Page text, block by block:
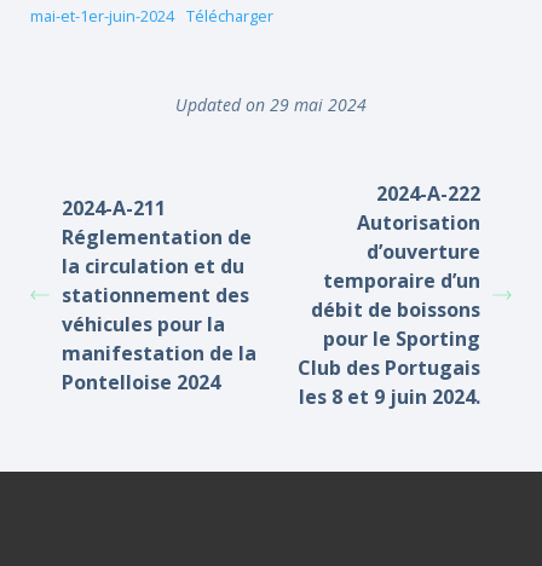
mai-et-1er-juin-2024 Télécharger
Updated on 29 mai 2024
2024-A-211
Réglementation de
la circulation et du
stationnement des
véhicules pour la
manifestation de la
Pontelloise 2024
2024-A-222
Autorisation
d’ouverture
temporaire d’un
débit de boissons
pour le Sporting
Club des Portugais
les 8 et 9 juin 2024.